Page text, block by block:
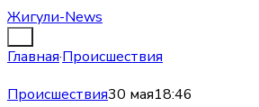
Жигули-News
Главная·Происшествия
Происшествия30 мая18:46